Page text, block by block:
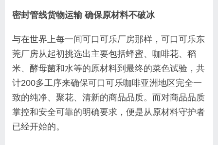
密封管线货物运输 确保原材料不破冰
与在世界上每一间可口可乐厂房那样，可口可乐东
莞厂房从起初挑选出主要包括蜂蜜、咖啡花、稻
米、酵母菌和水等的原材料到最终的菜色试验，共
计200多工序来确保可口可乐咖啡亚洲地区完全一
致的纯净、聚花、清新的商品品质。而对商品品质
掌控和安全可靠的明确要求，便是从原材料守护者
已经开始的。